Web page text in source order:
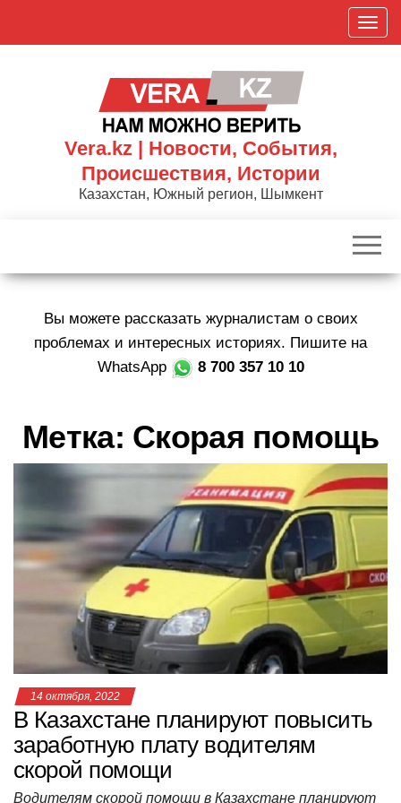
П
о
к
р
г
а
и
Vera.kz | Новости, События,
Происшествия, Истории
Казахстан, Южный регион, Шымкент
Вы можете рассказать журналистам о своих
проблемах и интересных историях. Пишите на
WhatsApp
8 700 357 10 10
Метка: Скорая помощь
14 октября, 2022
В Казахстане планируют повысить
заработную плату водителям
скорой помощи
Водителям скорой помощи в Казахстане планируют